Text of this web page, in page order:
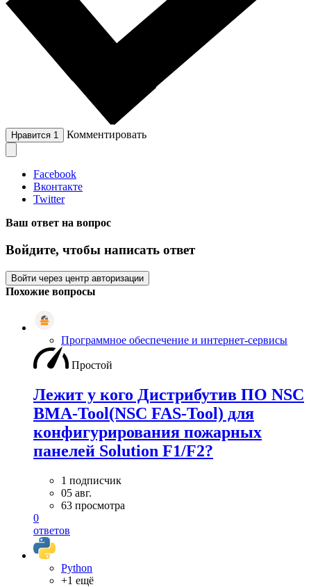
Нравится 1 Комментировать
Facebook
Вконтакте
Twitter
Ваш ответ на вопрос
Войдите, чтобы написать ответ
Войти через центр авторизации
Похожие вопросы
Программное обеспечение и интернет-сервисы
Простой
Лежит у кого Дистрибутив ПО NSC
BMA-Tool(NSC FAS-Tool) для
конфигурирования пожарных
панелей Solution F1/F2?
1 подписчик
05 авг.
63 просмотра
0
ответов
Python
+1 ещё